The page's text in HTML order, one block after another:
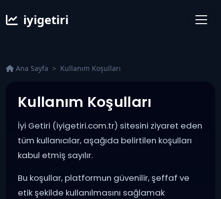
iyigetiri
Ana Sayfa Kullanım Koşulları
Kullanım Koşulları
İyi Getiri (iyigetiri.com.tr) sitesini ziyaret eden
tüm kullanıcılar, aşağıda belirtilen koşulları
kabul etmiş sayılır.
Bu koşullar, platformun güvenilir, şeffaf ve
etik şekilde kullanılmasını sağlamak